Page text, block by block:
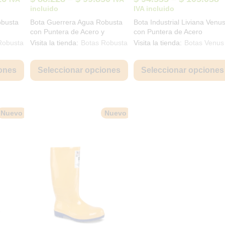
range:
through
$ 86.516
producto
tiene
Las
through
$ 117.470
range:
through
$ 99.850
incluido
Bota Guerrera Agua Robusta
con Puntera de Acero y
Plantilla de Acero
Visita la tienda: Botas Robusta
Seleccionar opciones
producto
tiene
Las
$
IVA incluido
Bota Industrial Liviana Venus
con Puntera de Acero
Impermeable
Visita la tienda: Botas Venus
Seleccionar opciones
Nuevo Nuevo